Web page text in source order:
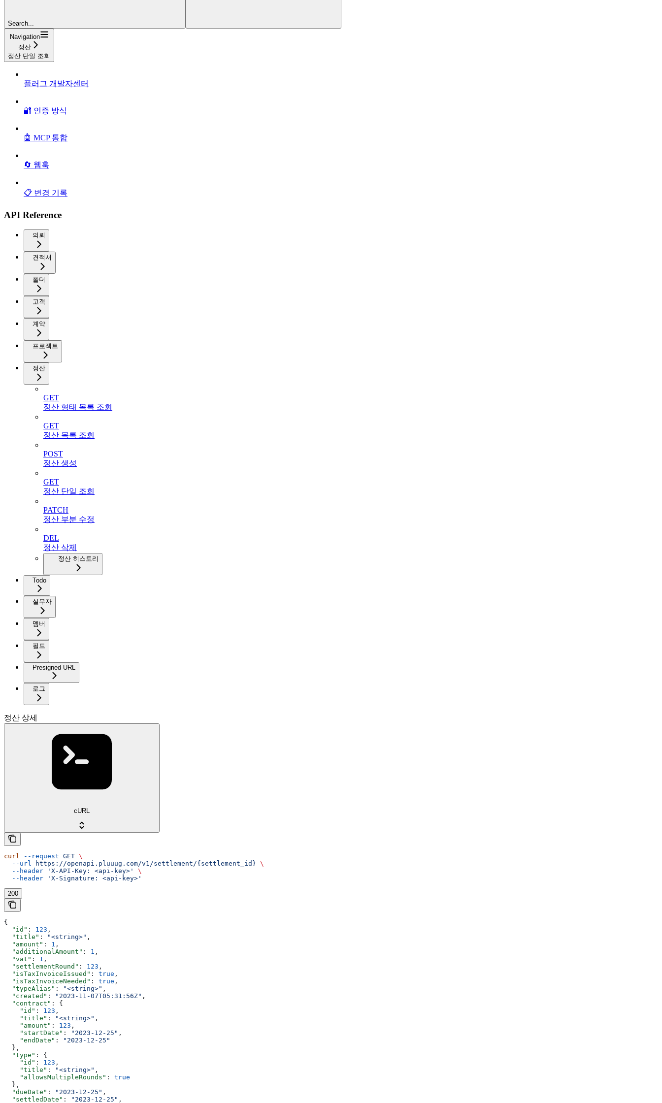
Search...
Navigation
정산
정산 단일 조회
플러그 개발자센터
🔐 인증 방식
🤖 MCP 통합
🔄 웹훅
📋 변경 기록
API Reference
의뢰
견적서
폴더
고객
계약
프로젝트
정산
GET
정산 형태 목록 조회
GET
정산 목록 조회
POST
정산 생성
GET
정산 단일 조회
PATCH
정산 부분 수정
DEL
정산 삭제
정산 히스토리
Todo
실무자
멤버
필드
Presigned URL
로그
정산 상세
cURL
curl --request GET \
  --url
https://openapi.pluuug.com/v1/settlement/{settlement_id} \
  --header
'X-API-Key: <api-key>'
\
  --header
'X-Signature: <api-key>'
200
{
  "id"
: 123 ,
  "title"
: "<string>" ,
  "amount"
: 1 ,
  "additionalAmount"
: 1 ,
  "vat"
: 1 ,
  "settlementRound"
: 123 ,
  "isTaxInvoiceIssued"
: true ,
  "isTaxInvoiceNeeded"
: true ,
  "typeAlias"
: "<string>" ,
  "created"
: "2023-11-07T05:31:56Z" ,
  "contract"
: {
    "id"
: 123 ,
    "title"
: "<string>" ,
    "amount"
: 123 ,
    "startDate"
: "2023-12-25" ,
    "endDate"
:
"2023-12-25"
  },
  "type"
: {
    "id"
: 123 ,
    "title"
: "<string>" ,
    "allowsMultipleRounds"
: true
  },
  "dueDate"
: "2023-12-25" ,
  "settledDate"
: "2023-12-25" ,